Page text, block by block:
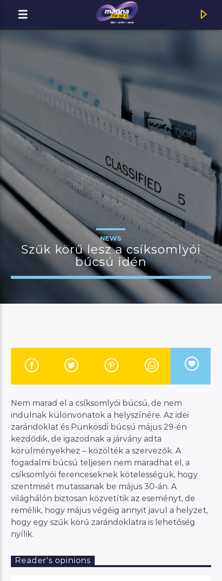
MOST ADÁSBAN
MannaFM
InSalvation : Neon
JELENLEGI MŰSOR
BUDAPEST UPDATE
Manna FM
NEWS
Szűk körű lesz a csíksomlyói
búcsú idén
Nem marad el a csíksomlyói búcsú, de nem
indulnak különvonatok a helyszínére. Az idei
zarándoklat és Pünkösdi búcsú május 29-én
kezdődik, de igazodnak a járvány adta
körülményekhez – közölték a szervezők. A
fogadalmi búcsú teljesen nem maradhat el, a
csíksomlyói ferenceseknek kötelességük, hogy
szentmisét mutassanak be május 30-án. A
világhálón biztosan közvetítik az eseményt, de
remélik, hogy május végéig annyit javul a helyzet,
hogy egy szűk körű zarándoklatra is lehetőség
nyílik.
Reader's opinions